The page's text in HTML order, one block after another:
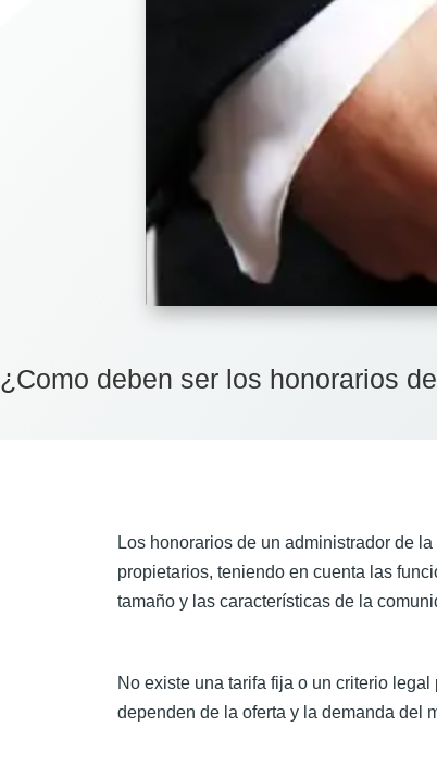
¿Como deben ser los honorarios
Los honorarios de un administrador de
propietarios, teniendo en cuenta las
tamaño y las características de la
No existe una tarifa fija o un criterio
dependen de la oferta y la demanda del